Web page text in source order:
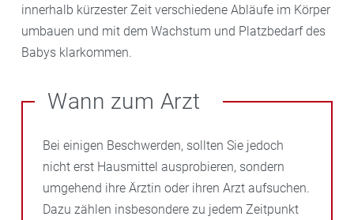
innerhalb kürzester Zeit verschiedene Abläufe im Körper
umbauen und mit dem Wachstum und Platzbedarf des
Babys klarkommen.
Wann zum Arzt
Bei einigen Beschwerden, sollten Sie jedoch
nicht erst Hausmittel ausprobieren, sondern
umgehend ihre Ärztin oder ihren Arzt aufsuchen.
Dazu zählen insbesondere zu jedem Zeitpunkt